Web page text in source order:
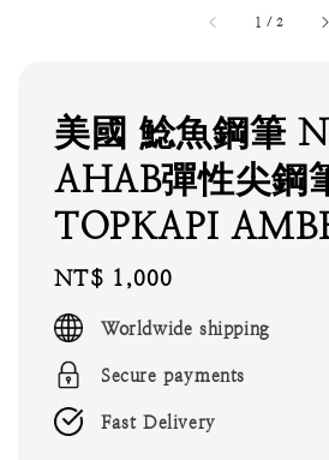
1 /2
美國 鯰魚鋼筆
AHAB彈性尖鋼
TOPKAPI
Regular
price
NT$ 1,000
Worldwide shipping
Secure payments
Fast Delivery